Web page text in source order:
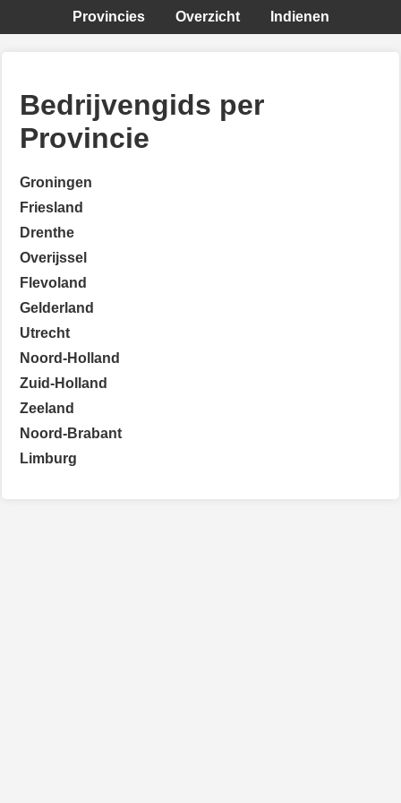
Provincies Overzicht Indienen
Bedrijvengids per
Provincie
Groningen
Friesland
Drenthe
Overijssel
Flevoland
Gelderland
Utrecht
Noord-Holland
Zuid-Holland
Zeeland
Noord-Brabant
Limburg